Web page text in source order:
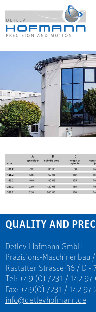
QUALITY AND
Detlev Hofmann GmbH
Präzisions-Maschinenbau
Rastatter Strasse 36 / D -
Tel: +49 (0) 7231 / 142
Fax: +49(0) 7231 / 142
info@detlevhofmann.de